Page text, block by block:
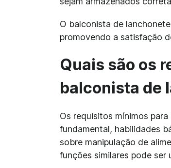
O balconista de
promovendo a satisfação
Quais são os
balconista de
Os requisitos mínimos
fundamental, habilidades
sobre manipulação de
funções similares pode ser